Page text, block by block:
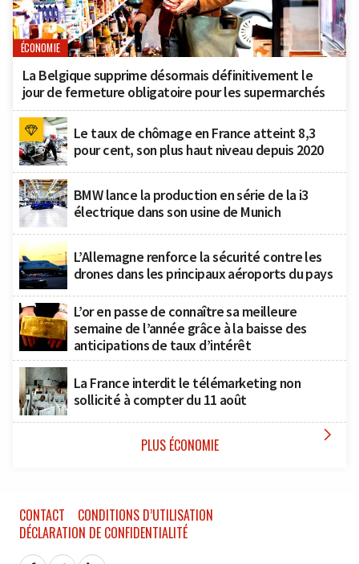
ÉCONOMIE
La Belgique supprime désormais définitivement le
jour de fermeture obligatoire pour les supermarchés
Le taux de chômage en France atteint 8,3
pour cent, son plus haut niveau depuis 2020
BMW lance la production en série de la i3
électrique dans son usine de Munich
L’Allemagne renforce la sécurité contre les
drones dans les principaux aéroports du pays
L’or en passe de connaître sa meilleure
semaine de l’année grâce à la baisse des
anticipations de taux d’intérêt
La France interdit le télémarketing non
sollicité à compter du 11 août
PLUS ÉCONOMIE 
CONTACT
CONDITIONS D’UTILISATION
DÉCLARATION DE CONFIDENTIALITÉ